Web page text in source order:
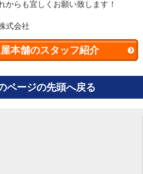
からも宜しくお願い致します！
式会社
本舗のスタッフ紹介
ページの先頭へ戻る